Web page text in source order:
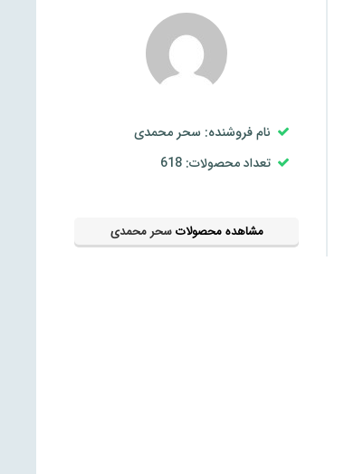
نام فروشنده: سحر محمدی
تعداد محصولات: 618
مشاهده محصولاتسحر محمدی